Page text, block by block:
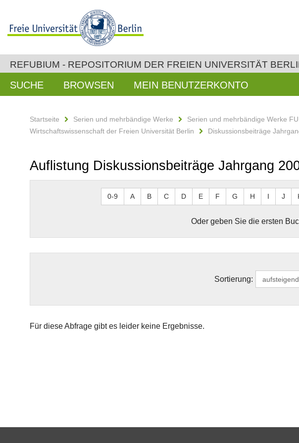
REFUBIUM - REPOSITORIUM DER FREIEN UNIVERSITÄT
SUCHE BROWSEN MEIN BENUTZERKONTO
Startseite Serien und mehrbändige Werke Serien und mehrbändige Werke FU
Wirtschaftswissenschaft der Freien Universität Berlin
Diskussionsbeiträge
Auflistung Diskussionsbeiträge Jahrgang
0-9 A B C D E F G H I J
Oder geben Sie die ersten
Sortierung:
Für diese Abfrage gibt es leider keine Ergebnisse.